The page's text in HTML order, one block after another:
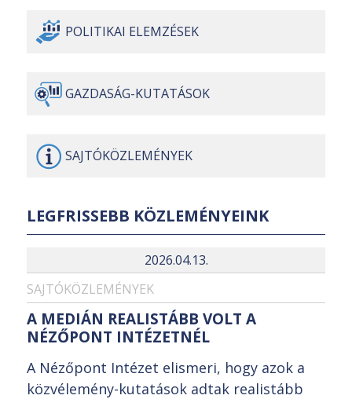
POLITIKAI ELEMZÉSEK
GAZDASÁG-KUTATÁSOK
SAJTÓKÖZLEMÉNYEK
LEGFRISSEBB KÖZLEMÉNYEINK
2026.04.13.
SAJTÓKÖZLEMÉNYEK
A MEDIÁN REALISTÁBB VOLT A
NÉZŐPONT INTÉZETNÉL
A Nézőpont Intézet elismeri, hogy azok a
közvélemény-kutatások adtak realistább